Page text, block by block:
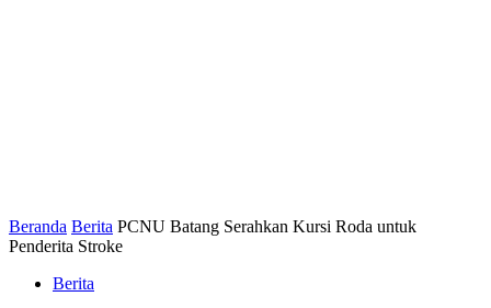
Beranda Berita PCNU Batang Serahkan Kursi Roda untuk
Penderita Stroke
Berita